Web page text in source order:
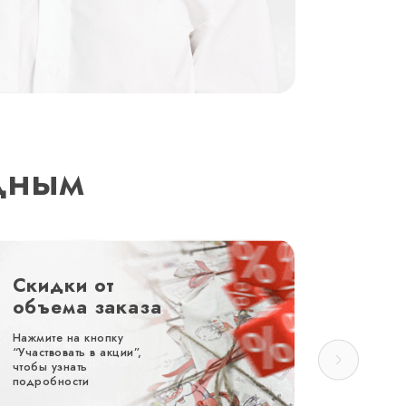
Скидки от
объема заказа
Нажмите на кнопку
“Участвовать в акции”,
чтобы узнать
подробности
до